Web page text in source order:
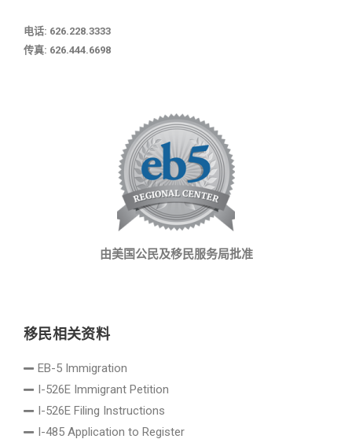
电话: 626.228.3333
传真: 626.444.6698
由美国公民及移民服务局批准
移民相关资料
EB-5 Immigration
I-526E Immigrant Petition
I-526E Filing Instructions
I-485 Application to Register